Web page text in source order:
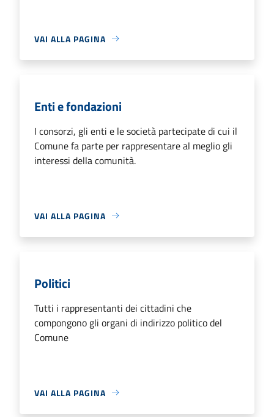
VAI ALLA PAGINA
Enti e fondazioni
I consorzi, gli enti e le società partecipate di cui il
Comune fa parte per rappresentare al meglio gli
interessi della comunità.
VAI ALLA PAGINA
Politici
Tutti i rappresentanti dei cittadini che
compongono gli organi di indirizzo politico del
Comune
VAI ALLA PAGINA